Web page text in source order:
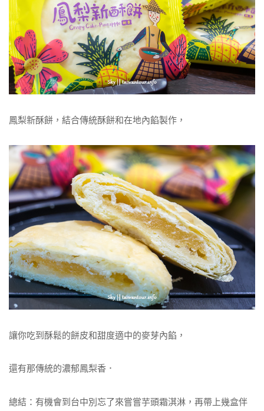
鳳梨新酥餅，結合傳統酥餅和在地內餡製作，
讓你吃到酥鬆的餅皮和甜度適中的麥芽內餡，
還有那傳統的濃郁鳳梨香．
總結：有機會到台中別忘了來嘗嘗芋頭霜淇淋，再帶上幾盒伴